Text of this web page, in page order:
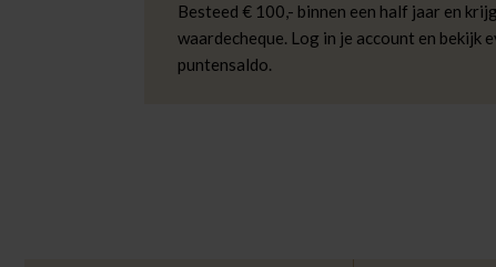
Besteed € 100,- binnen een half jaar en
waardecheque. Log in je account en bekijk
puntensaldo.